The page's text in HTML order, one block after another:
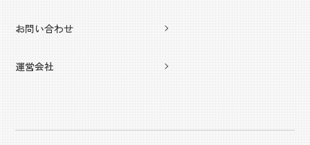
お問い合わせ
運営会社